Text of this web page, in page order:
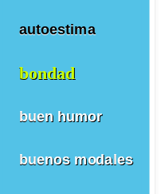
autoestima
bondad
buen humor
buenos modales